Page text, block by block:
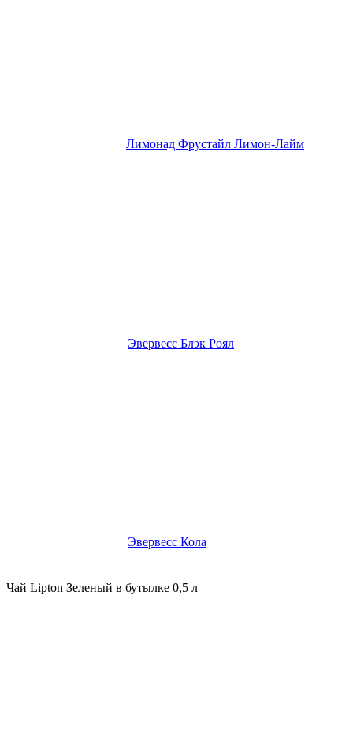
Лимонад Фрустайл Лимон-Лайм
Эвервесс Блэк Роял
Эвервесс Кола
Чай Lipton Зеленый в бутылке 0,5 л